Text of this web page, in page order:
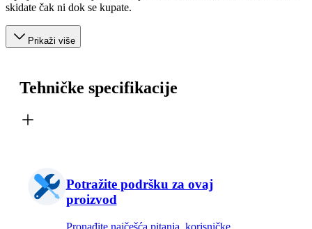
skidate čak ni dok se kupate.
Prikaži više
Tehničke specifikacije
Potražite podršku za ovaj
proizvod